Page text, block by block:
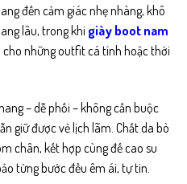
đến cảm giác nhẹ nhàng, khô
lâu, trong khi giày boot nam
cho những outfit cá tính hoặc thời
– dễ phối – không cần buộc
giữ được vẻ lịch lãm. Chất da bò
chân, kết hợp cùng đế cao su
từng bước đều êm ái, tự tin.